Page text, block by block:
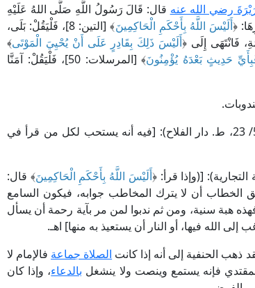
رضي الله عنه قال: قَالَ رَسُولُ اللَّهِ صَلَّى اللهُ عَلَيْهِ
﴿أَلَيْسَ اللَّهُ بِأَحْكَمِ الْحَاكِمِينَ
﴾ [التين: 8]، فَلْيَقُلْ: بَلَى،
فَانْتَهَى إِلَى ﴿أَلَيْسَ ذَلِكَ بِقَادِرٍ عَلَى أَنْ يُحْيِيَ الْمَوْتَى﴾
حَدِيثٍ بَعْدَهُ يُؤْمِنُونَ
﴾ [المرسلات: 50]، فَلْيَقُلْ: آمَنَّا
قال الإمام ابن رسلان الرملي في "شرح سنن أبي داود" (5/ 23، ط. دار الفلاح): [فيه أنه يستحب لكل من قرأ في
أَلَيْسَ اللَّهُ بِأَحْكَمِ الْحَاكِمِينَ﴾ قال:
الخطاب أن لا يترك المخاطب جوابه، فيكون السامع
هبة سنية، ومن ثم ندبوا لمن مر بآية رحمة أن يسأل
الله فيها، أو النار أن يستعيذ به منها] اهـ.
الحنفية إلى أنه إذا كانت الصلاة جماعة فالإمام لا
فإنه يستمع وينصت ولا ينشغل بالدعاء، وإذا كان